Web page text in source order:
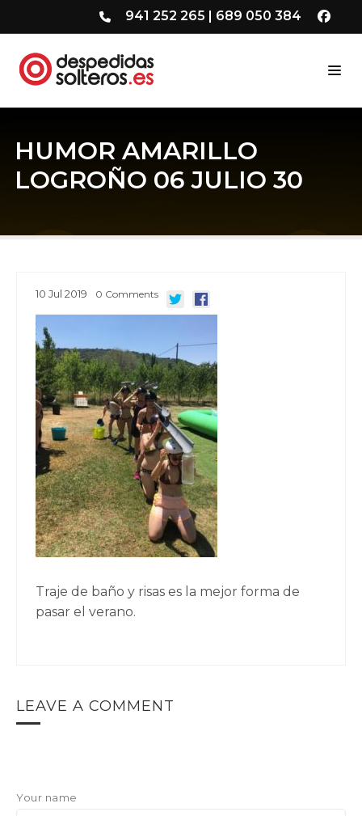
941 252 265 | 689 050 384
HUMOR AMARILLO
LOGROÑO 06 JULIO 30
10 Jul 2019 0 Comments
Traje de baño y risas es la mejor forma de
pasar el verano.
LEAVE A COMMENT
Your name